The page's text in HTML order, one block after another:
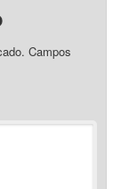
Campos